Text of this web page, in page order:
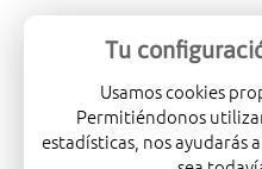
Tu
Usamos cookies
Permitiéndonos
estadísticas, nos ayudarás